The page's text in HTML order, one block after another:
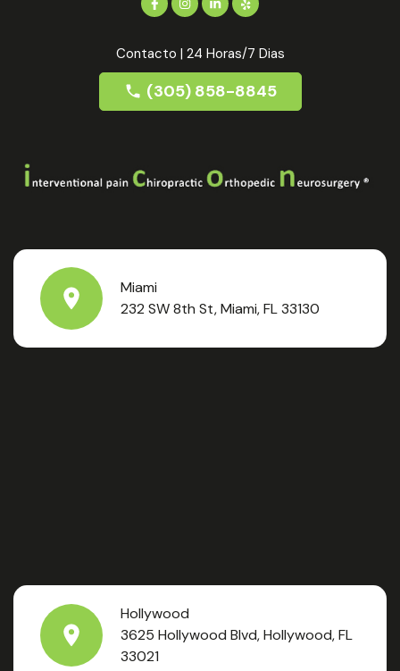
Contacto | 24 Horas/7 Dias
(305) 858-8845
Miami
232 SW 8th St, Miami, FL 33130
Hollywood
3625 Hollywood Blvd, Hollywood, FL
33021